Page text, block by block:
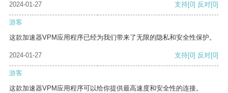
2024-01-27 支持[0] 反对[0]
游客
这款加速器VPM应用程序已经为我们带来了无限的隐私和安全性保护。
2024-01-27 支持[0] 反对[0]
游客
这款加速器VPM应用程序可以给你提供最高速度和安全性的连接。